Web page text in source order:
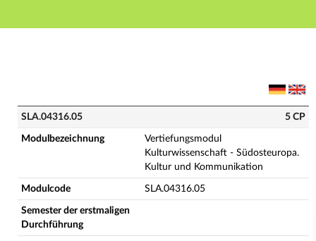
Hauptnavigation
SLA.04316.05 - Vertiefungsmodul
SLA.04316.05 5 CP
Modulbezeichnung
Vertiefungsmodul
Kulturwissenschaft - Südosteuropa.
Kultur und Kommunikation
Modulcode SLA.04316.05
Semester der erstmaligen
Durchführung